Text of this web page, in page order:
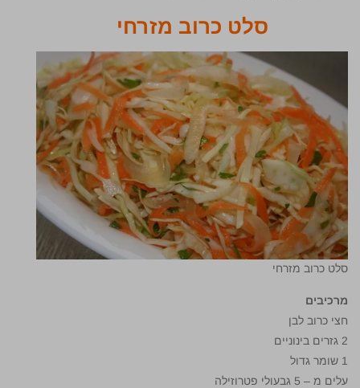
סלט כרוב מזרחי
סלט כרוב מזרחי
מרכיבים
חצי כרוב לבן
2 גזרים בינוניים
1 שומר גדול
עלים מ – 5 גבעולי פטרוזילה